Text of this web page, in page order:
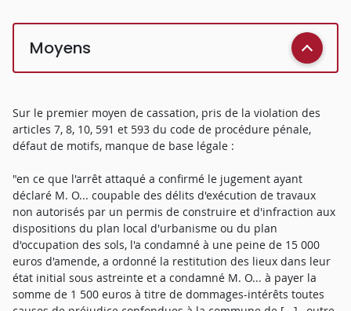
Moyens
Sur le premier moyen de cassation, pris de la violation des
articles 7, 8, 10, 591 et 593 du code de procédure pénale,
défaut de motifs, manque de base légale :
"en ce que l'arrêt attaqué a confirmé le jugement ayant
déclaré M. O... coupable des délits d'exécution de travaux
non autorisés par un permis de construire et d'infraction aux
dispositions du plan local d'urbanisme ou du plan
d'occupation des sols, l'a condamné à une peine de 15 000
euros d'amende, a ordonné la restitution des lieux dans leur
état initial sous astreinte et a condamné M. O... à payer la
somme de 1 500 euros à titre de dommages-intérêts toutes